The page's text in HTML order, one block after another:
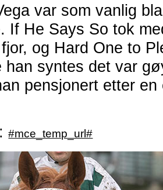
var som vanlig
If He Says So tok
og Hard One to
han syntes det var
pensjonert etter en
#mce_temp_url#